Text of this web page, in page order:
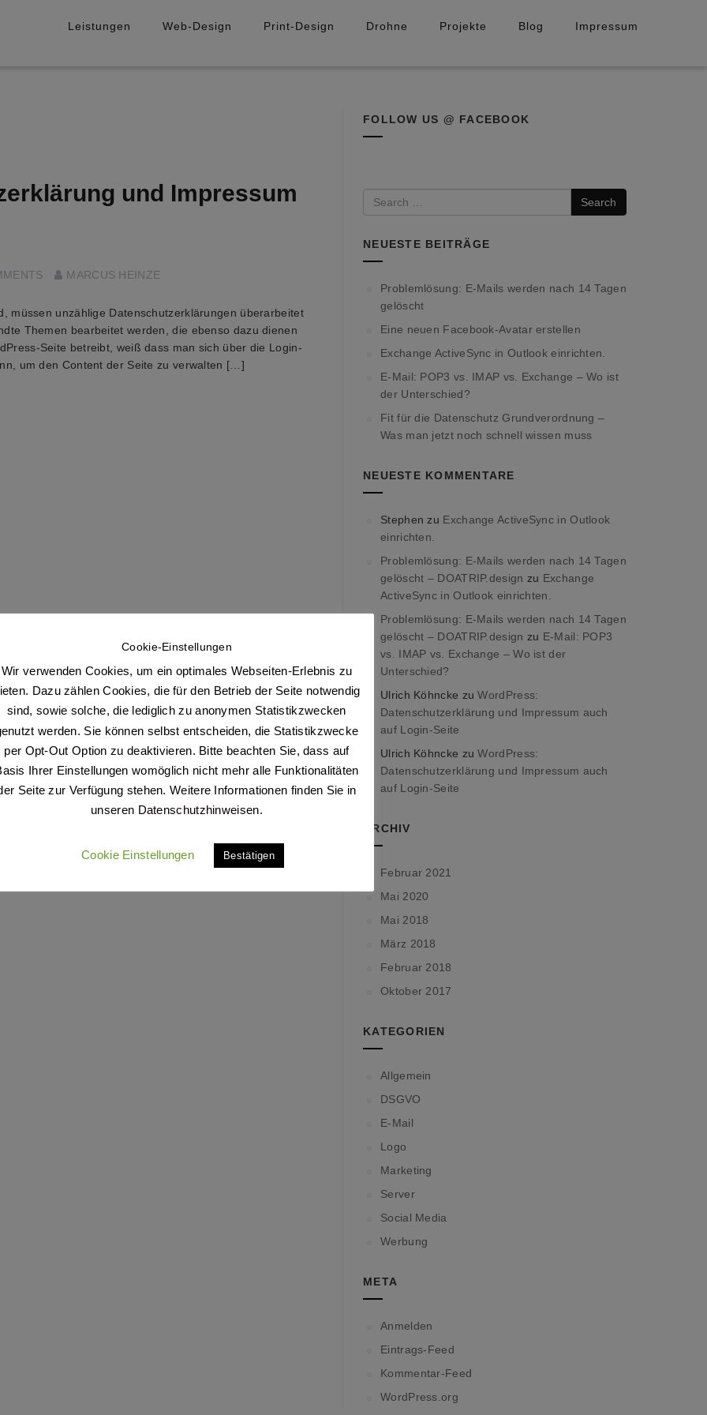
Leistungen Web-Design Print-Design Drohne Projekte Blog Impressum
und Impressum
MARCUS HEINZE
müssen unzählige Datenschutzerklärungen überarbeitet
Themen bearbeitet werden, die ebenso dazu dienen
Seite betreibt, weiß dass man sich über die Login-
um den Content der Seite zu verwalten […]
FOLLOW US @ FACEBOOK
Search
NEUESTE BEITRÄGE
Problemlösung: E-Mails werden nach 14 Tagen
gelöscht
Eine neuen Facebook-Avatar erstellen
Exchange ActiveSync in Outlook einrichten.
E-Mail: POP3 vs. IMAP vs. Exchange – Wo ist
der Unterschied?
Fit für die Datenschutz Grundverordnung –
Was man jetzt noch schnell wissen muss
NEUESTE KOMMENTARE
Stephen zu Exchange ActiveSync in Outlook
einrichten.
Problemlösung: E-Mails werden nach 14 Tagen
gelöscht – DOATRIP.design zu Exchange
ActiveSync in Outlook einrichten.
Problemlösung: E-Mails werden nach 14 Tagen
gelöscht – DOATRIP.design zu E-Mail: POP3
vs. IMAP vs. Exchange – Wo ist der
Unterschied?
Ulrich Köhncke zuWordPress:
Datenschutzerklärung und Impressum auch
auf Login-Seite
Ulrich Köhncke zuWordPress:
Datenschutzerklärung und Impressum auch
auf Login-Seite
ARCHIV
Februar 2021
Mai 2020
Mai 2018
März 2018
Februar 2018
Oktober 2017
KATEGORIEN
Allgemein
DSGVO
E-Mail
Logo
Marketing
Server
Social Media
Werbung
META
Anmelden
Eintrags-Feed
Kommentar-Feed
WordPress.org
Cookie-Einstellungen
Wir verwenden Cookies, um ein optimales Webseiten-Erlebnis zu
Dazu zählen Cookies, die für den Betrieb der Seite notwendig
sind, sowie solche, die lediglich zu anonymen Statistikzwecken
werden. Sie können selbst entscheiden, die Statistikzwecke
per Opt-Out Option zu deaktivieren. Bitte beachten Sie, dass auf
Ihrer Einstellungen womöglich nicht mehr alle Funktionalitäten
Seite zur Verfügung stehen. Weitere Informationen finden Sie in
unseren Datenschutzhinweisen.
Cookie Einstellungen Bestätigen